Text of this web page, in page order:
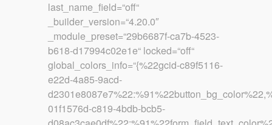
last_name_field=“off“
_builder_version=“4.20.0″
_module_preset=“29b6687f-ca7b-4523-
b618-d17994c02e1e“ locked=“off“
global_colors_info=“{%22gcid-c89f5116-
e22d-4a85-9acd-
01f1576d-c819-4bdb-bcb5-